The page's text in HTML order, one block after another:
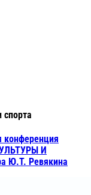
спорта
конференция
И
Ю.Т. Ревякина